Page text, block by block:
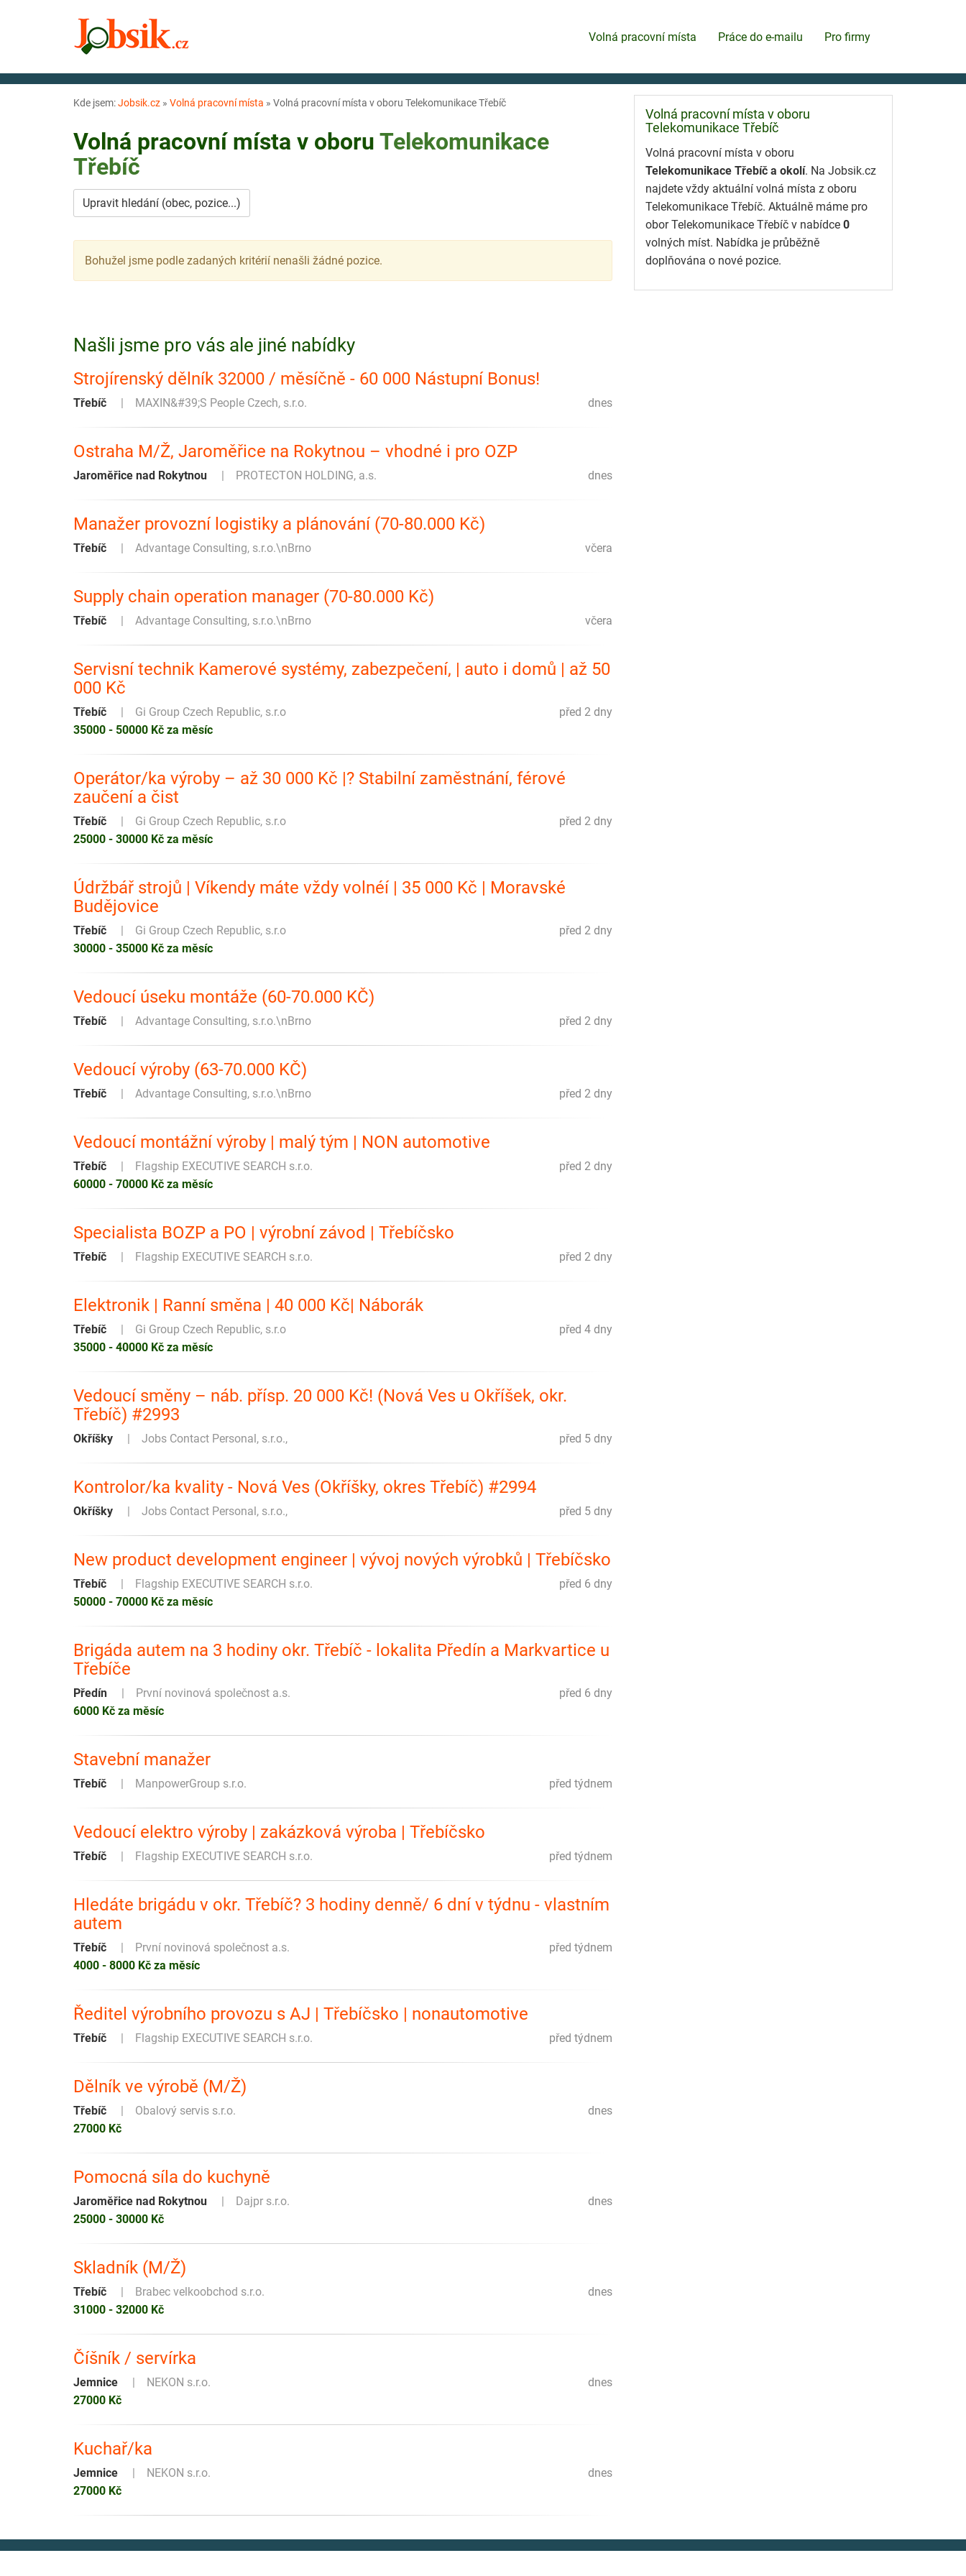
Volná pracovní místa Práce do e-mailu Pro firmy
Kde jsem:Jobsik.cz » Volná pracovní místa » Volná pracovní místa v oboru Telekomunikace Třebíč
Volná pracovní místa v oboru Telekomunikace
Třebíč
Upravit hledání (obec, pozice...)
Bohužel jsme podle zadaných kritérií nenašli žádné pozice.
Našli jsme pro vás ale jiné nabídky
Strojírenský dělník 32000 / měsíčně - 60 000 Nástupní Bonus!
dnes
Třebíč MAXIN&#39;S People Czech, s.r.o.
Ostraha M/Ž, Jaroměřice na Rokytnou – vhodné i pro OZP
dnes
Jaroměřice nad Rokytnou PROTECTON HOLDING, a.s.
Manažer provozní logistiky a plánování (70-80.000 Kč)
včera
Třebíč Advantage Consulting, s.r.o.\nBrno
Supply chain operation manager (70-80.000 Kč)
včera
Třebíč Advantage Consulting, s.r.o.\nBrno
Servisní technik Kamerové systémy, zabezpečení, | auto i domů | až 50
000 Kč
před 2 dny
Třebíč
Gi Group Czech Republic, s.r.o
35000 - 50000 Kč za měsíc
Operátor/ka výroby – až 30 000 Kč |? Stabilní zaměstnání, férové
zaučení a čist
před 2 dny
Třebíč
Gi Group Czech Republic, s.r.o
25000 - 30000 Kč za měsíc
Údržbář strojů | Víkendy máte vždy volnéí | 35 000 Kč | Moravské
Budějovice
před 2 dny
Třebíč
Gi Group Czech Republic, s.r.o
30000 - 35000 Kč za měsíc
Vedoucí úseku montáže (60-70.000 KČ)
před 2 dny
Třebíč Advantage Consulting, s.r.o.\nBrno
Vedoucí výroby (63-70.000 KČ)
před 2 dny
Třebíč Advantage Consulting, s.r.o.\nBrno
Vedoucí montážní výroby | malý tým | NON automotive
před 2 dny
Třebíč
Flagship EXECUTIVE SEARCH s.r.o.
60000 - 70000 Kč za měsíc
Specialista BOZP a PO | výrobní závod | Třebíčsko
před 2 dny
Třebíč Flagship EXECUTIVE SEARCH s.r.o.
Elektronik | Ranní směna | 40 000 Kč| Náborák
před 4 dny
Třebíč
Gi Group Czech Republic, s.r.o
35000 - 40000 Kč za měsíc
Vedoucí směny – náb. přísp. 20 000 Kč! (Nová Ves u Okříšek, okr.
Třebíč) #2993
před 5 dny
Okříšky Jobs Contact Personal, s.r.o.,
Kontrolor/ka kvality - Nová Ves (Okříšky, okres Třebíč) #2994
před 5 dny
Okříšky Jobs Contact Personal, s.r.o.,
New product development engineer | vývoj nových výrobků | Třebíčsko
před 6 dny
Třebíč
Flagship EXECUTIVE SEARCH s.r.o.
50000 - 70000 Kč za měsíc
Brigáda autem na 3 hodiny okr. Třebíč - lokalita Předín a Markvartice u
Třebíče
před 6 dny
Předín
První novinová společnost a.s.
6000 Kč za měsíc
Stavební manažer
před týdnem
Třebíč ManpowerGroup s.r.o.
Vedoucí elektro výroby | zakázková výroba | Třebíčsko
před týdnem
Třebíč Flagship EXECUTIVE SEARCH s.r.o.
Hledáte brigádu v okr. Třebíč? 3 hodiny denně/ 6 dní v týdnu - vlastním
autem
před týdnem
Třebíč
První novinová společnost a.s.
4000 - 8000 Kč za měsíc
Ředitel výrobního provozu s AJ | Třebíčsko | nonautomotive
před týdnem
Třebíč Flagship EXECUTIVE SEARCH s.r.o.
Dělník ve výrobě (M/Ž)
dnes
Třebíč
Obalový servis s.r.o.
27000 Kč
Pomocná síla do kuchyně
dnes
Jaroměřice nad Rokytnou
Dajpr s.r.o.
25000 - 30000 Kč
Skladník (M/Ž)
dnes
Třebíč
Brabec velkoobchod s.r.o.
31000 - 32000 Kč
Číšník / servírka
dnes
Jemnice
NEKON s.r.o.
27000 Kč
Kuchař/ka
dnes
Jemnice
NEKON s.r.o.
27000 Kč
Volná pracovní místa v oboru
Telekomunikace Třebíč
Volná pracovní místa v oboru
Telekomunikace Třebíč a okolí. Na Jobsik.cz
najdete vždy aktuální volná místa z oboru
Telekomunikace Třebíč. Aktuálně máme pro
obor Telekomunikace Třebíč v nabídce 0
volných míst. Nabídka je průběžně
doplňována o nové pozice.